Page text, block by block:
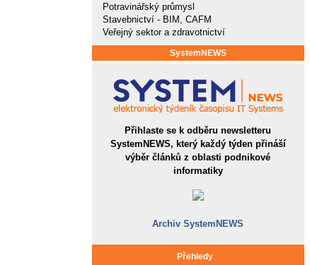
Potravinářský průmysl
Stavebnictví - BIM, CAFM
Veřejný sektor a zdravotnictví
SystemNEWS
Přihlaste se k odběru newsletteru
SystemNEWS, který každý týden přináší
výběr článků z oblasti podnikové
informatiky
Archiv SystemNEWS
Přehledy